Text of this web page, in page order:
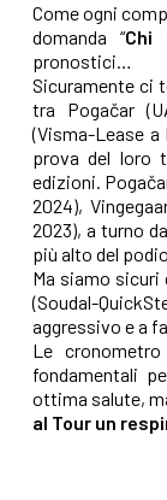
Come ogni
domanda “Chi
pronostici…
Sicuramente ci
tra Pogačar
(Visma-Lease
prova del loro
edizioni.
2024),
2023), a turno
più alto del
Ma siamo
(Soudal-
aggressivo e a
Le
fondamentali
ottima salute,
al Tour un